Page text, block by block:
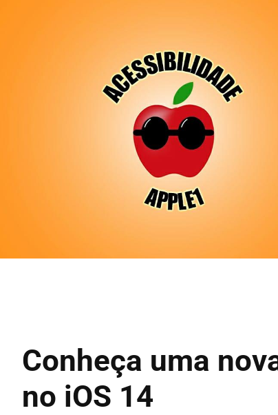
Conheça uma
no iOS 14